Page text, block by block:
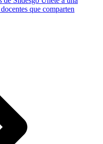
que comparten